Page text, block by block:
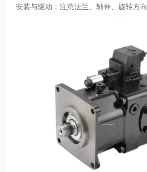
安装与驱动：注意法兰、轴伸、旋转方向